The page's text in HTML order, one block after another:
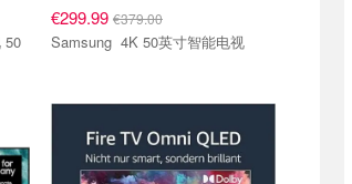
€299.99 €379.00
Samsung 4K 50英寸智能电视